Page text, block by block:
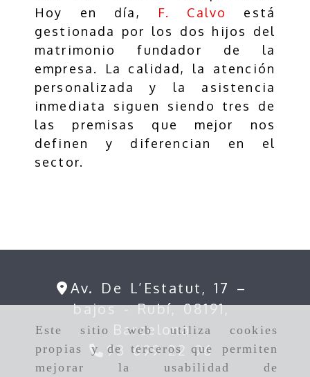
Este sitio web utiliza cookies
propias y de terceros que permiten
mejorar la usabilidad de
Hoy en día, F. Calvo
está
gestionada por los dos hijos del
matrimonio fundador de la
empresa. La calidad, la atención
personalizada y la asistencia
inmediata siguen siendo tres de
las premisas que mejor nos
definen y diferencian en el
sector.
Av. De L’Estatut, 17 –
bajos -Rubí,08191,
Barcelona
93 699 22 96